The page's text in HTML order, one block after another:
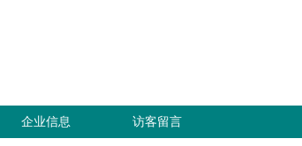
企业信息 访客留言